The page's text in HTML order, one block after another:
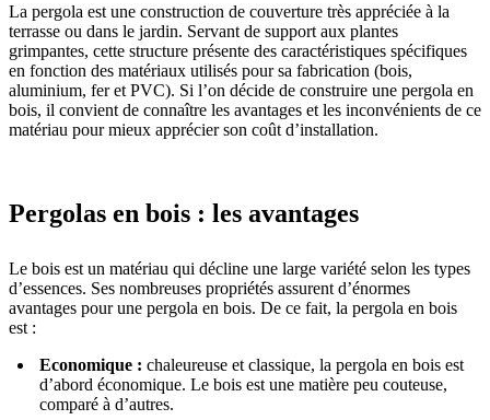
La pergola est une construction de couverture très appréciée à la
terrasse ou dans le jardin. Servant de support aux plantes
grimpantes, cette structure présente des caractéristiques spécifiques
en fonction des matériaux utilisés pour sa fabrication (bois,
aluminium, fer et PVC). Si l’on décide de construire une pergola en
bois, il convient de connaître les avantages et les inconvénients de ce
matériau pour mieux apprécier son coût d’installation.
Pergolas en bois : les avantages
Le bois est un matériau qui décline une large variété selon les types
d’essences. Ses nombreuses propriétés assurent d’énormes
avantages pour une pergola en bois. De ce fait, la pergola en bois
est :
Economique : chaleureuse et classique, la pergola en bois est
d’abord économique. Le bois est une matière peu couteuse,
comparé à d’autres.